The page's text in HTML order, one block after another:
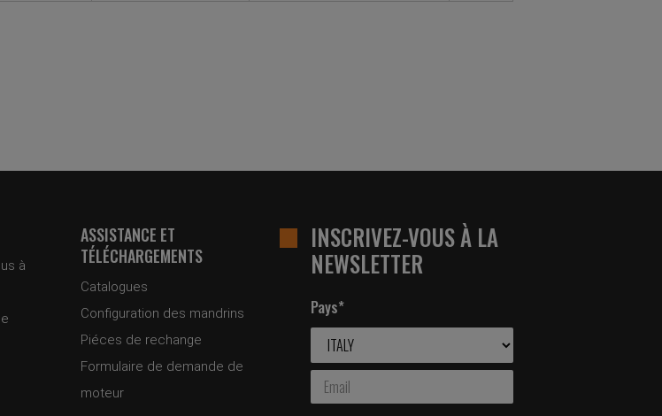
à
ASSISTANCE ET
TÉLÉCHARGEMENTS
Catalogues
Configuration des mandrins
Piéces de rechange
Formulaire de demande de
moteur
INSCRIVEZ-VOUS À LA
NEWSLETTER
Pays*